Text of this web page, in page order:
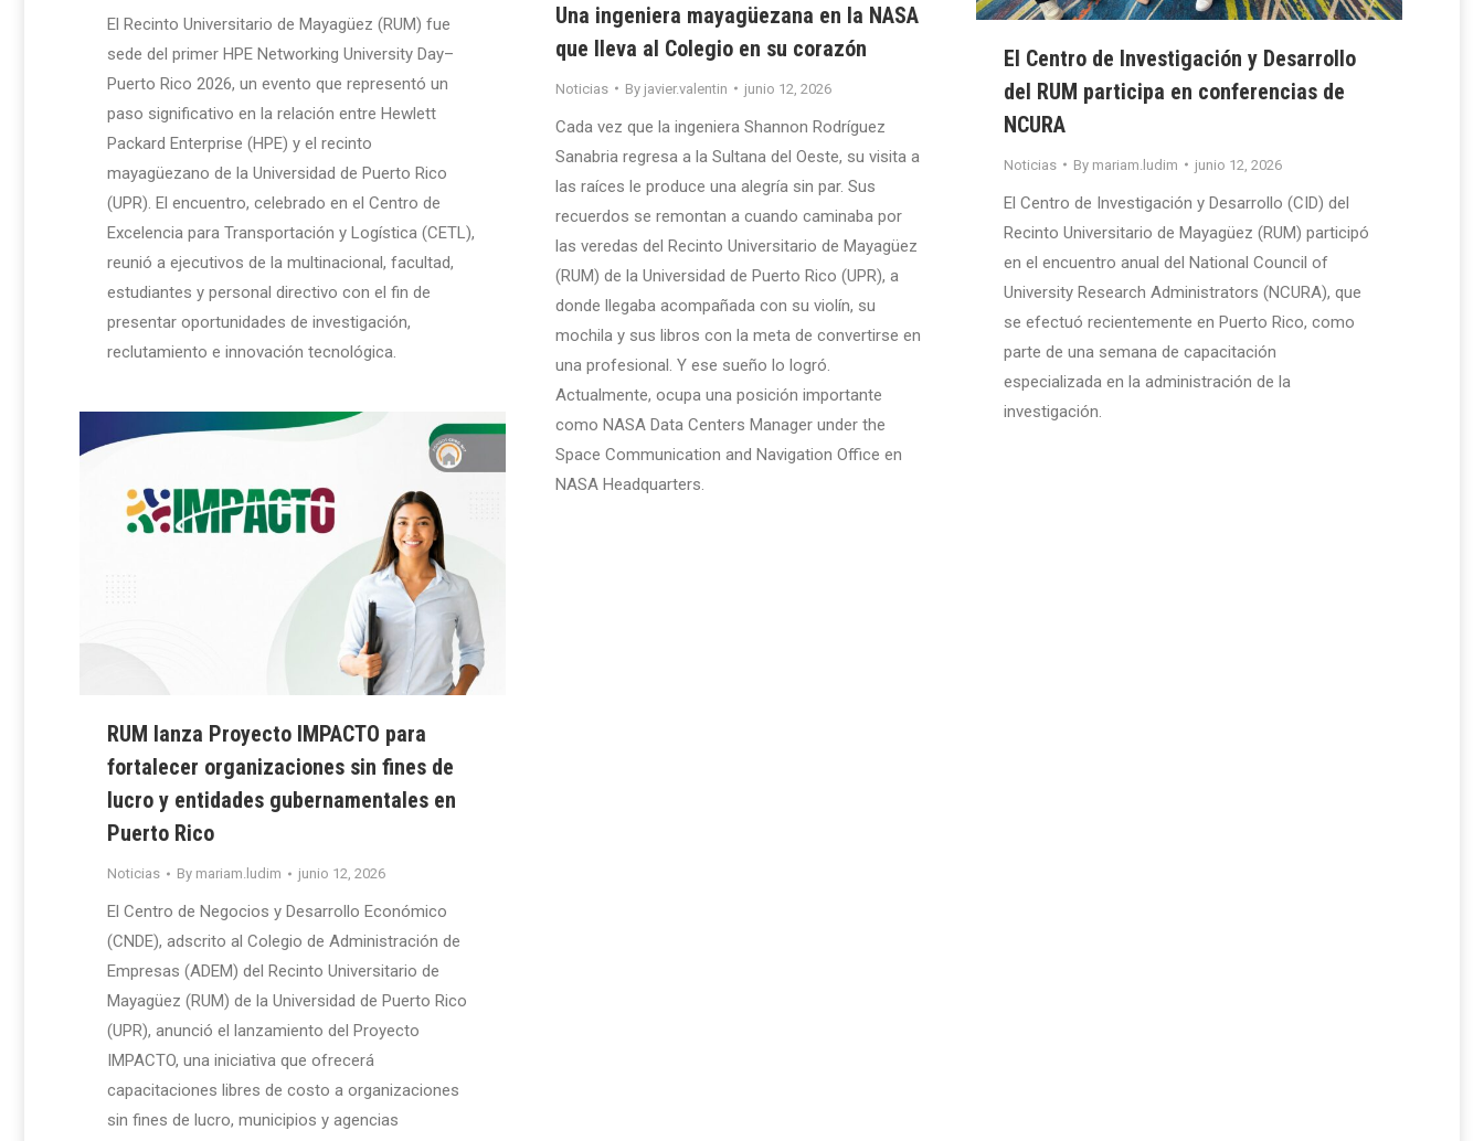
El Recinto Universitario de Mayagüez (RUM) fue
sede del primer HPE Networking University Day–
Puerto Rico 2026, un evento que representó un
paso significativo en la relación entre Hewlett
Packard Enterprise (HPE) y el recinto
mayagüezano de la Universidad de Puerto Rico
(UPR). El encuentro, celebrado en el Centro de
Excelencia para Transportación y Logística (CETL),
reunió a ejecutivos de la multinacional, facultad,
estudiantes y personal directivo con el fin de
presentar oportunidades de investigación,
reclutamiento e innovación tecnológica.
Una ingeniera mayagüezana en la NASA
que lleva al Colegio en su corazón
Noticias By javier.valentin junio 12, 2026
Cada vez que la ingeniera Shannon Rodríguez
Sanabria regresa a la Sultana del Oeste, su visita a
las raíces le produce una alegría sin par. Sus
recuerdos se remontan a cuando caminaba por
las veredas del Recinto Universitario de Mayagüez
(RUM) de la Universidad de Puerto Rico (UPR), a
donde llegaba acompañada con su violín, su
mochila y sus libros con la meta de convertirse en
una profesional. Y ese sueño lo logró.
Actualmente, ocupa una posición importante
como NASA Data Centers Manager under the
Space Communication and Navigation Office en
NASA Headquarters.
El Centro de Investigación y Desarrollo
del RUM participa en conferencias de
NCURA
Noticias By mariam.ludim junio 12, 2026
El Centro de Investigación y Desarrollo (CID) del
Recinto Universitario de Mayagüez (RUM) participó
en el encuentro anual del National Council of
University Research Administrators (NCURA), que
se efectuó recientemente en Puerto Rico, como
parte de una semana de capacitación
especializada en la administración de la
investigación.
RUM lanza Proyecto IMPACTO para
fortalecer organizaciones sin fines de
lucro y entidades gubernamentales en
Puerto Rico
Noticias By mariam.ludim junio 12, 2026
El Centro de Negocios y Desarrollo Económico
(CNDE), adscrito al Colegio de Administración de
Empresas (ADEM) del Recinto Universitario de
Mayagüez (RUM) de la Universidad de Puerto Rico
(UPR), anunció el lanzamiento del Proyecto
IMPACTO, una iniciativa que ofrecerá
capacitaciones libres de costo a organizaciones
sin fines de lucro, municipios y agencias